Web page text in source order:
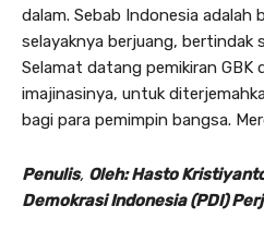
dalam. Sebab Indonesia adalah
selayaknya berjuang, bertindak
Selamat datang pemikiran GBK
imajinasinya, untuk
bagi para pemimpin bangsa.
Penulis, Oleh: Hasto
Demokrasi Indonesia (PDI)